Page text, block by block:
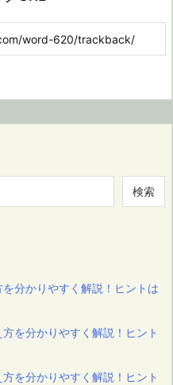
検索
分かりやすく解説！ヒントは
を分かりやすく解説！ヒント
を分かりやすく解説！ヒント